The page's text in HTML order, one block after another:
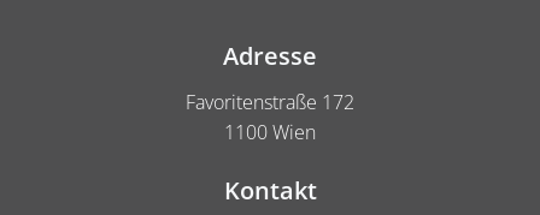
Adresse
Favoritenstraße 172
1100 Wien
Kontakt